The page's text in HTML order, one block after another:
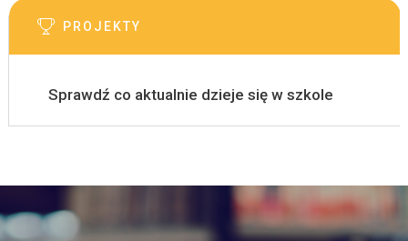
PROJEKTY
Sprawdź co aktualnie dzieje się w szkole